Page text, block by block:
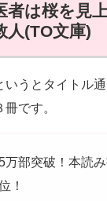
者は桜を見
人(TO文庫)
いうとタイトル
です。
万部突破！本読
！